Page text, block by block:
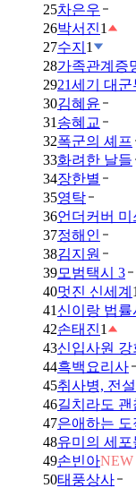
25차은우
26박서진1
27수지 1
28가족관계증
2921세기 대군
30김혜윤
31 송혜교
32폭군의 셰프
33화려한 날들
34장한별
35영탁
36언더커버 미
37정해인
38김지원
39모범택시 3
40멋진 신세계 1
41 신이랑 법률
42손태진1
43신입사원 강
44흑백요리사
45취사병, 전
46길치라도 괜
47은애하는
48유미의 세포
49손빈아NEW
50태풍상사